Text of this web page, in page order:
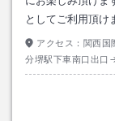
としてご利用頂け
アクセス： 関西国
分堺駅下車南口出口